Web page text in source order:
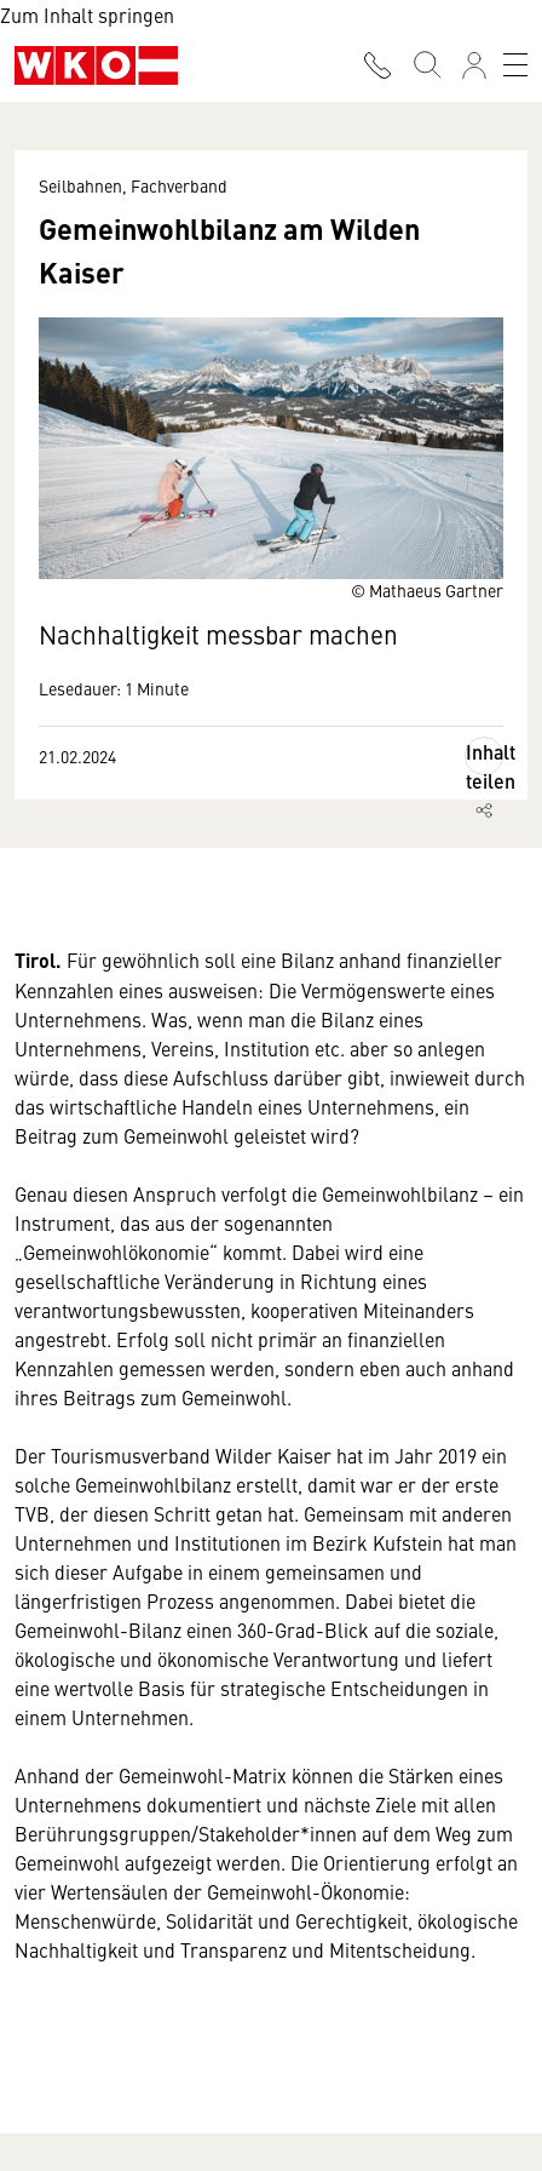
Zum Inhalt springen
© Mathaeus Gartner
Seilbahnen, Fachverband
Gemeinwohlbilanz am Wilden
Kaiser
Nachhaltigkeit messbar machen
Lesedauer: 1 Minute
21.02.2024
Inhalt
teilen
Tirol. Für gewöhnlich soll eine Bilanz anhand finanzieller
Kennzahlen eines ausweisen: Die Vermögenswerte eines
Unternehmens. Was, wenn man die Bilanz eines
Unternehmens, Vereins, Institution etc. aber so anlegen
würde, dass diese Aufschluss darüber gibt, inwieweit durch
das wirtschaftliche Handeln eines Unternehmens, ein
Beitrag zum Gemeinwohl geleistet wird?
Genau diesen Anspruch verfolgt die Gemeinwohlbilanz – ein
Instrument, das aus der sogenannten
„Gemeinwohlökonomie“ kommt. Dabei wird eine
gesellschaftliche Veränderung in Richtung eines
verantwortungsbewussten, kooperativen Miteinanders
angestrebt. Erfolg soll nicht primär an finanziellen
Kennzahlen gemessen werden, sondern eben auch anhand
ihres Beitrags zum Gemeinwohl.
Der Tourismusverband Wilder Kaiser hat im Jahr 2019 ein
solche Gemeinwohlbilanz erstellt, damit war er der erste
TVB, der diesen Schritt getan hat. Gemeinsam mit anderen
Unternehmen und Institutionen im Bezirk Kufstein hat man
sich dieser Aufgabe in einem gemeinsamen und
längerfristigen Prozess angenommen. Dabei bietet die
Gemeinwohl-Bilanz einen 360-Grad-Blick auf die soziale,
ökologische und ökonomische Verantwortung und liefert
eine wertvolle Basis für strategische Entscheidungen in
einem Unternehmen.
Anhand der Gemeinwohl-Matrix können die Stärken eines
Unternehmens dokumentiert und nächste Ziele mit allen
Berührungsgruppen/Stakeholder*innen auf dem Weg zum
Gemeinwohl aufgezeigt werden. Die Orientierung erfolgt an
vier Wertensäulen der Gemeinwohl-Ökonomie:
Menschenwürde, Solidarität und Gerechtigkeit, ökologische
Nachhaltigkeit und Transparenz und Mitentscheidung.